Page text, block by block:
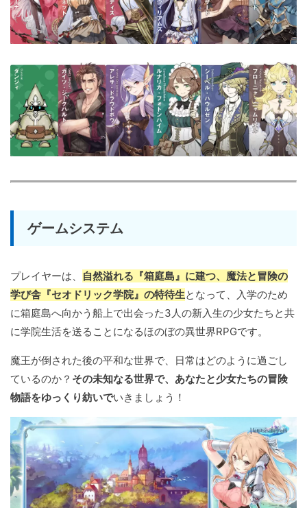
ゲームシステム
プレイヤーは、
自然溢れる『箱庭島』に建つ、魔法と冒険の
学び舎『セオドリック学院』の特待生となって、入学のため
に箱庭島へ向かう船上で出会った3人の新入生の少女たちと共
に学院生活を送ることになるほのぼの異世界RPGです。
魔王が倒された後の平和な世界で、日常はどのように過ごし
ているのか？ その未知なる世界で、あなたと少女たちの冒険
物語をゆっくり紡いでいきましょう！